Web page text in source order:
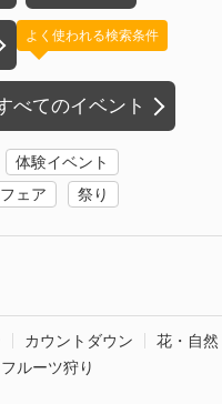
べてのイベント
よく使われる検索条件
体験イベント
ェア
祭り
カウントダウン
花・自然
ルーツ狩り